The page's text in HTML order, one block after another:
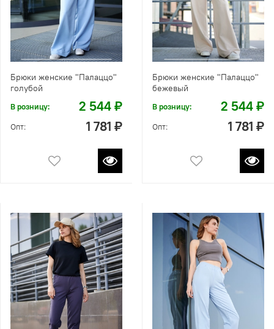
Брюки женские "Палаццо"
голубой
В розницу: 2 544 ₽
Опт: 1 781 ₽
Брюки женские "Палаццо"
бежевый
В розницу: 2 544 ₽
Опт: 1 781 ₽